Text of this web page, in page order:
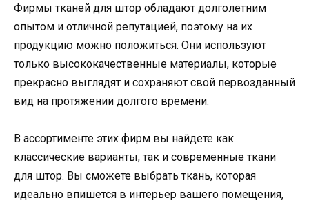
Фирмы тканей для штор обладают долголетним
опытом и отличной репутацией, поэтому на их
продукцию можно положиться. Они используют
только высококачественные материалы, которые
прекрасно выглядят и сохраняют свой первозданный
вид на протяжении долгого времени.
В ассортименте этих фирм вы найдете как
классические варианты, так и современные ткани
для штор. Вы сможете выбрать ткань, которая
идеально впишется в интерьер вашего помещения,